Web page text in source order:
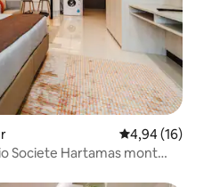
4,94 de uma
4,94 (16)
Societe Hartamas mont